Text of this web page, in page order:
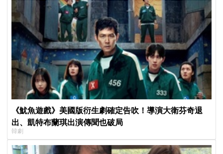
《魷魚遊戲》美國版衍生劇確定告吹！導演大衛芬奇退
出、凱特布蘭琪出演傳聞也破局
韓劇